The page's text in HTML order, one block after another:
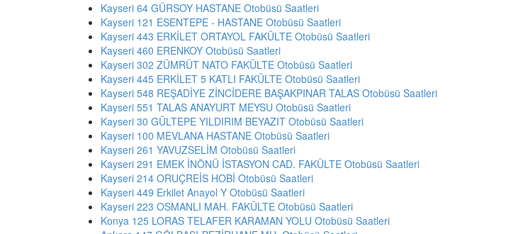
Kayseri 64 GÜRSOY HASTANE Otobüsü Saatleri
Kayseri 121 ESENTEPE - HASTANE Otobüsü Saatleri
Kayseri 443 ERKİLET ORTAYOL FAKÜLTE Otobüsü Saatleri
Kayseri 460 ERENKOY Otobüsü Saatleri
Kayseri 302 ZÜMRÜT NATO FAKÜLTE Otobüsü Saatleri
Kayseri 445 ERKİLET 5 KATLI FAKÜLTE Otobüsü Saatleri
Kayseri 548 REŞADİYE ZİNCİDERE BAŞAKPINAR TALAS Otobüsü Saatleri
Kayseri 551 TALAS ANAYURT MEYSU Otobüsü Saatleri
Kayseri 30 GÜLTEPE YILDIRIM BEYAZIT Otobüsü Saatleri
Kayseri 100 MEVLANA HASTANE Otobüsü Saatleri
Kayseri 261 YAVUZSELİM Otobüsü Saatleri
Kayseri 291 EMEK İNÖNÜ İSTASYON CAD. FAKÜLTE Otobüsü Saatleri
Kayseri 214 ORUÇREİS HOBİ Otobüsü Saatleri
Kayseri 449 Erkilet Anayol Y Otobüsü Saatleri
Kayseri 223 OSMANLI MAH. FAKÜLTE Otobüsü Saatleri
Konya 125 LORAS TELAFER KARAMAN YOLU Otobüsü Saatleri